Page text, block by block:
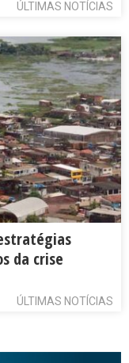
ÚLTIMAS NOTÍCIAS
da crise
ÚLTIMAS NOTÍCIAS